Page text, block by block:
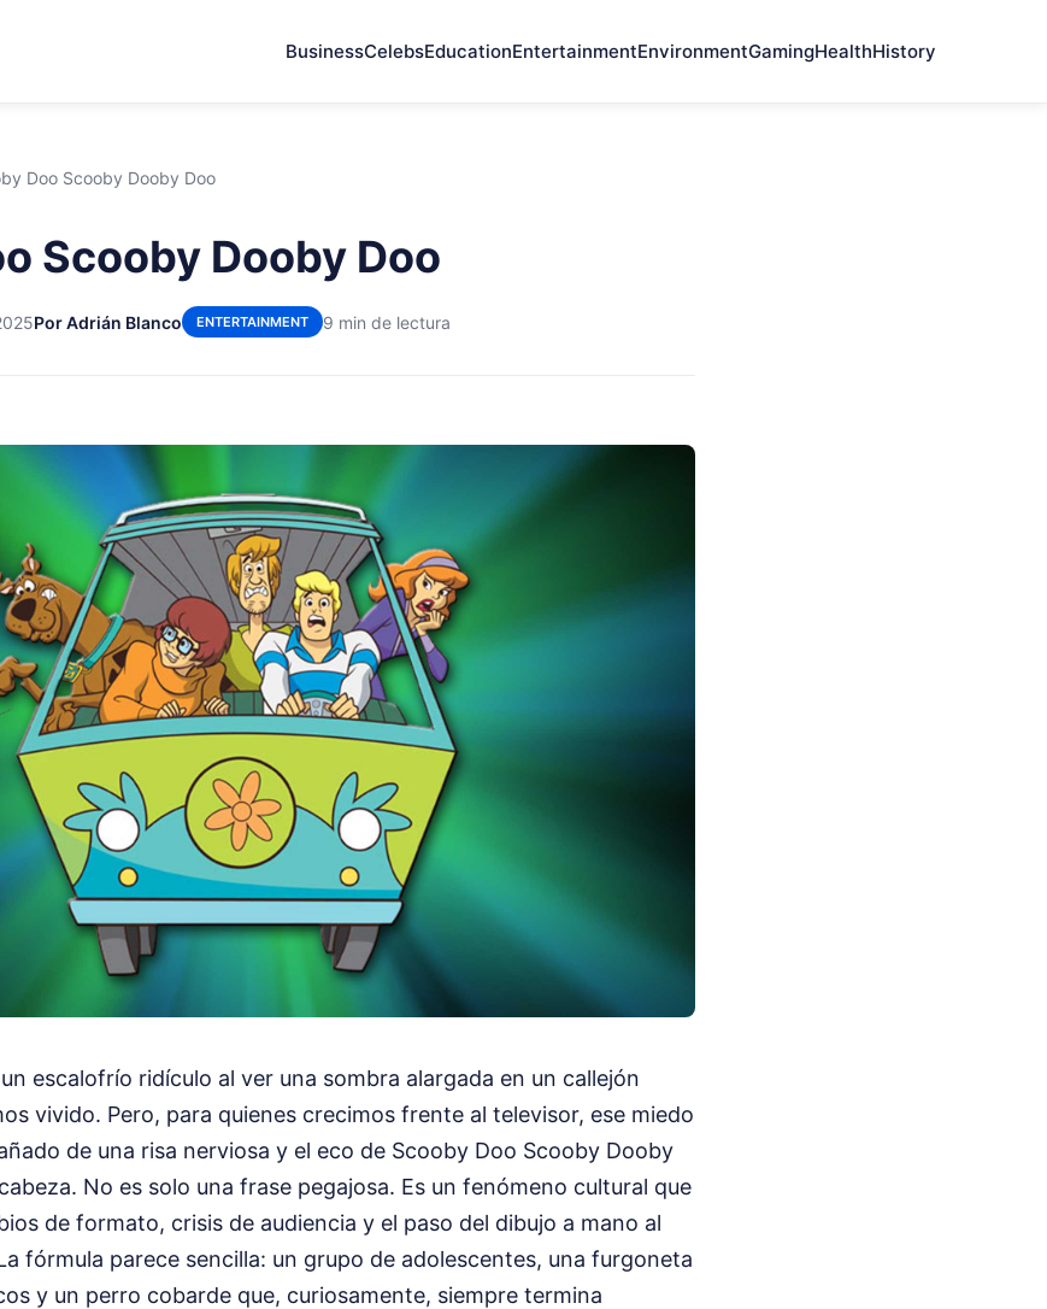
BusinessCelebsEducationEntertainmentEnvironmentGamingHealthHistory
Doo Scooby Dooby Doo
Scooby Dooby Doo
Por Adrián Blanco ENTERTAINMENT 9 min de lectura
escalofrío ridículo al ver una sombra alargada en un callejón
vivido. Pero, para quienes crecimos frente al televisor, ese miedo
de una risa nerviosa y el eco de Scooby Doo Scooby Dooby
No es solo una frase pegajosa. Es un fenómeno cultural que
de formato, crisis de audiencia y el paso del dibujo a mano al
fórmula parece sencilla: un grupo de adolescentes, una furgoneta
y un perro cobarde que, curiosamente, siempre termina